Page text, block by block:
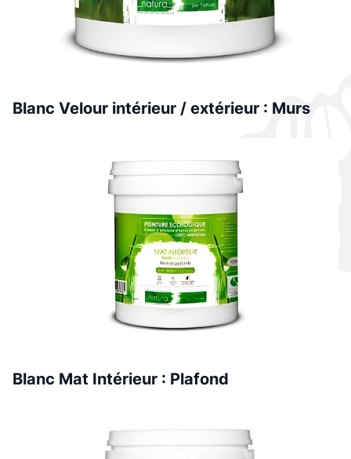
Blanc Velour intérieur / extérieur : Murs
Blanc Mat Intérieur : Plafond